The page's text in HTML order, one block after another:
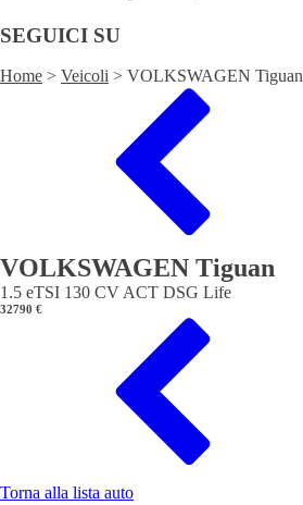
SEGUICI SU
Home > Veicoli > VOLKSWAGEN Tiguan
VOLKSWAGEN Tiguan
1.5 eTSI 130 CV ACT DSG Life
32790 €
Torna alla lista auto